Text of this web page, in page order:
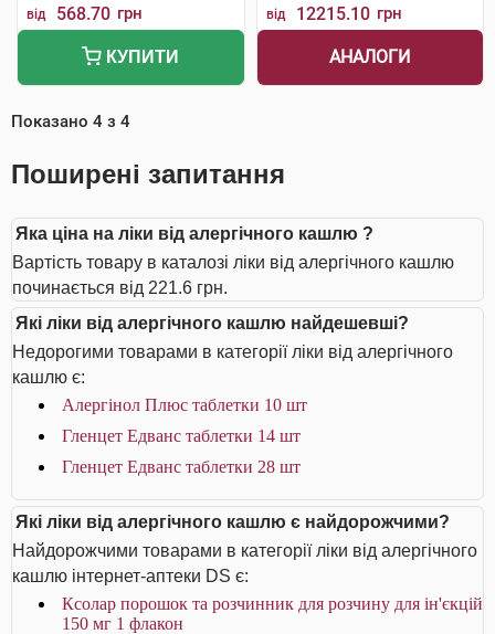
від 568.70 грн
КУПИТИ
від 12215.10 грн
АНАЛОГИ
Показано 4 з 4
Поширені запитання
Яка ціна на ліки від алергічного кашлю ?
Вартість товару в каталозі ліки від алергічного кашлю
починається від 221.6 грн.
Які ліки від алергічного кашлю найдешевші?
Недорогими товарами в категорії ліки від алергічного
кашлю є:
Алергінол Плюс таблетки 10 шт
Гленцет Едванс таблетки 14 шт
Гленцет Едванс таблетки 28 шт
Які ліки від алергічного кашлю є найдорожчими?
Найдорожчими товарами в категорії ліки від алергічного
кашлю інтернет-аптеки DS є:
Ксолар порошок та розчинник для розчину для ін'єкцій
150 мг 1 флакон